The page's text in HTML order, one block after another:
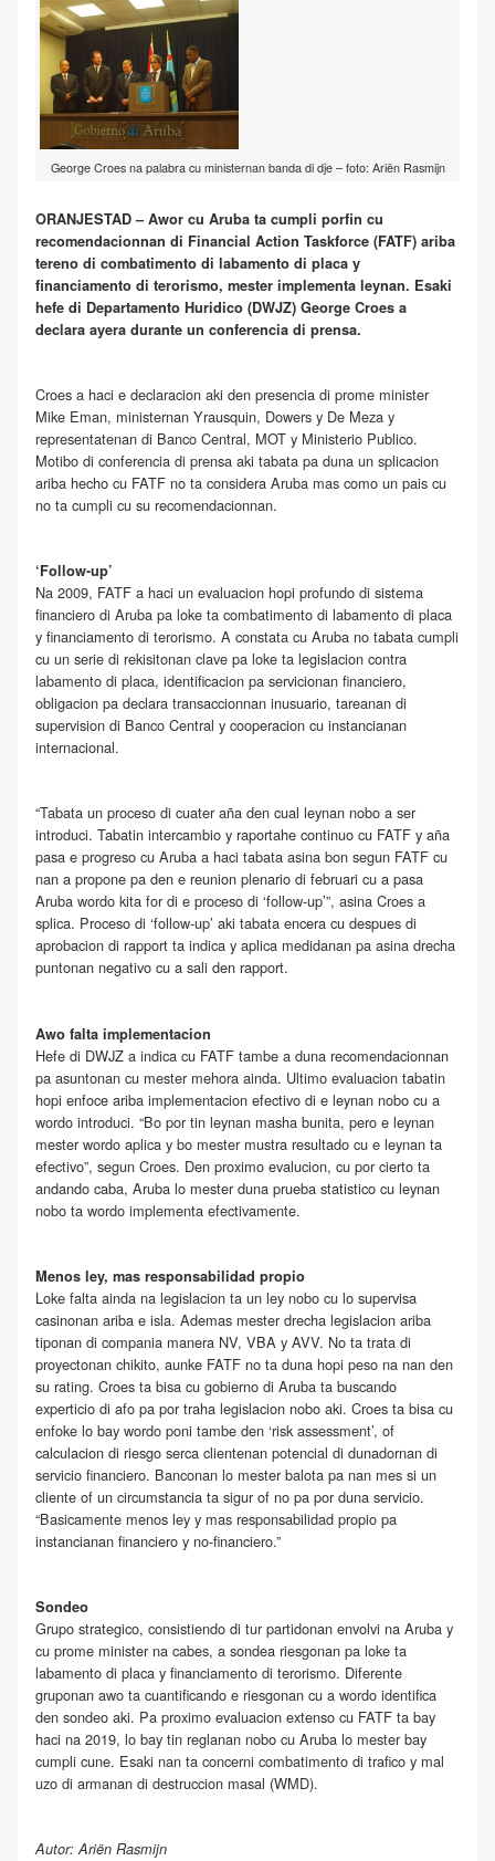
George Croes na palabra cu ministernan banda di dje – foto: Ariën Rasmijn
ORANJESTAD – Awor cu Aruba ta cumpli porfin cu
recomendacionnan di Financial Action Taskforce (FATF) ariba
tereno di combatimento di labamento di placa y
financiamento di terorismo, mester implementa leynan. Esaki
hefe di Departamento Huridico (DWJZ) George Croes a
declara ayera durante un conferencia di prensa.
Croes a haci e declaracion aki den presencia di prome minister
Mike Eman, ministernan Yrausquin, Dowers y De Meza y
representatenan di Banco Central, MOT y Ministerio Publico.
Motibo di conferencia di prensa aki tabata pa duna un splicacion
ariba hecho cu FATF no ta considera Aruba mas como un pais cu
no ta cumpli cu su recomendacionnan.
‘Follow-up’
Na 2009, FATF a haci un evaluacion hopi profundo di sistema
financiero di Aruba pa loke ta combatimento di labamento di placa
y financiamento di terorismo. A constata cu Aruba no tabata cumpli
cu un serie di rekisitonan clave pa loke ta legislacion contra
labamento di placa, identificacion pa servicionan financiero,
obligacion pa declara transaccionnan inusuario, tareanan di
supervision di Banco Central y cooperacion cu instancianan
internacional.
“Tabata un proceso di cuater aña den cual leynan nobo a ser
introduci. Tabatin intercambio y raportahe continuo cu FATF y aña
pasa e progreso cu Aruba a haci tabata asina bon segun FATF cu
nan a propone pa den e reunion plenario di februari cu a pasa
Aruba wordo kita for di e proceso di ‘follow-up’”, asina Croes a
splica. Proceso di ‘follow-up’ aki tabata encera cu despues di
aprobacion di rapport ta indica y aplica medidanan pa asina drecha
puntonan negativo cu a sali den rapport.
Awo falta implementacion
Hefe di DWJZ a indica cu FATF tambe a duna recomendacionnan
pa asuntonan cu mester mehora ainda. Ultimo evaluacion tabatin
hopi enfoce ariba implementacion efectivo di e leynan nobo cu a
wordo introduci. “Bo por tin leynan masha bunita, pero e leynan
mester wordo aplica y bo mester mustra resultado cu e leynan ta
efectivo”, segun Croes. Den proximo evalucion, cu por cierto ta
andando caba, Aruba lo mester duna prueba statistico cu leynan
nobo ta wordo implementa efectivamente.
Menos ley, mas responsabilidad propio
Loke falta ainda na legislacion ta un ley nobo cu lo supervisa
casinonan ariba e isla. Ademas mester drecha legislacion ariba
tiponan di compania manera NV, VBA y AVV. No ta trata di
proyectonan chikito, aunke FATF no ta duna hopi peso na nan den
su rating. Croes ta bisa cu gobierno di Aruba ta buscando
experticio di afo pa por traha legislacion nobo aki. Croes ta bisa cu
enfoke lo bay wordo poni tambe den ‘risk assessment’, of
calculacion di riesgo serca clientenan potencial di dunadornan di
servicio financiero. Banconan lo mester balota pa nan mes si un
cliente of un circumstancia ta sigur of no pa por duna servicio.
“Basicamente menos ley y mas responsabilidad propio pa
instancianan financiero y no-financiero.”
Sondeo
Grupo strategico, consistiendo di tur partidonan envolvi na Aruba y
cu prome minister na cabes, a sondea riesgonan pa loke ta
labamento di placa y financiamento di terorismo. Diferente
gruponan awo ta cuantificando e riesgonan cu a wordo identifica
den sondeo aki. Pa proximo evaluacion extenso cu FATF ta bay
haci na 2019, lo bay tin reglanan nobo cu Aruba lo mester bay
cumpli cune. Esaki nan ta concerni combatimento di trafico y mal
uzo di armanan di destruccion masal (WMD).
Autor: Ariën Rasmijn